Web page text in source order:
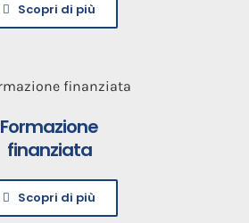
Scopri di più
Formazione
finanziata
Scopri di più